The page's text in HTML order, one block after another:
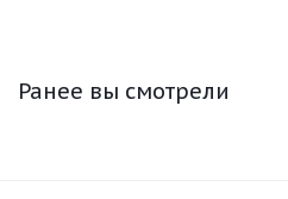
Ранее вы смотрели